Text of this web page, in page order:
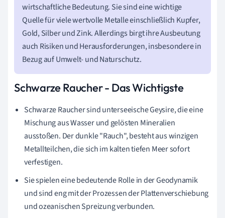
wirtschaftliche Bedeutung. Sie sind eine wichtige
Quelle für viele wertvolle Metalle einschließlich Kupfer,
Gold, Silber und Zink. Allerdings birgt ihre Ausbeutung
auch Risiken und Herausforderungen, insbesondere in
Bezug auf Umwelt- und Naturschutz.
Schwarze Raucher - Das Wichtigste
Schwarze Raucher sind unterseeische Geysire, die eine
Mischung aus Wasser und gelösten Mineralien
ausstoßen. Der dunkle "Rauch", besteht aus winzigen
Metallteilchen, die sich im kalten tiefen Meer sofort
verfestigen.
Sie spielen eine bedeutende Rolle in der Geodynamik
und sind eng mit der Prozessen der Plattenverschiebung
und ozeanischen Spreizung verbunden.